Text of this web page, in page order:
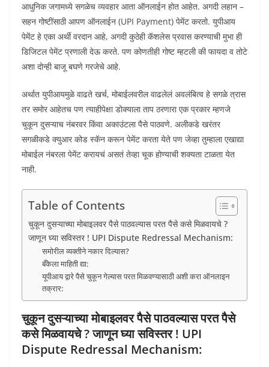
आधुनिक जगामध्ये सगळेच व्यवहार आता ऑनलाईन होत आहेत. अगदी लहान –
सहन गोष्टींसाठी आपण ऑनलाईन (UPI Payment) पेमेंट करतो. युपीआय
पेमेंट हे एका अर्थी वरदान आहे, अगदी कुठेही कॅशलेस प्रवास करण्याची मुभा ही
डिजिटल पेमेंट प्रणाली देऊ करते. पण कोणतीही गोष्ट म्हटली की फायदा व तोटे
अशा दोन्ही बाजू बघणे गरजेचे आहे.
अर्थात युपीआयमुळे वाढते खर्च, मोबाईलवरील वाढलेलं अवलंबित्व हे सगळे त्रास
तर समोर आहेतच पण त्याहीपेक्षा डोक्याला ताप ठरणारा एक प्रकार म्हणजे
चुकून दुसऱ्याच नंबरवर किंवा अकाउंटला पैसे पाठवणे. अलीकडे खरंतर
सगळीकडे क्युआर कोड स्कॅन करून पेमेंट करता येते पण जेव्हा तुम्हाला एखाद्या
मोबाईल नंबरला पेमेंट करायचं असतं तेव्हा चूक होण्याची शक्यता टाळता येत
नाही.
Table of Contents
चुकून दुसऱ्याच्या मोबाइलवर पैसे पाठवल्यास परत पैसे कसे मिळवायचे ?
जाणून घ्या सविस्तर ! UPI Dispute Redressal Mechanism:
समोरील व्यक्तीने नकार दिल्यास?
बँकेला माहिती द्या:
यूपीआय द्वारे पैसे चुकून गेल्यास परत मिळवण्यासाठी अशी करा ऑनलाइन
तक्रार:
चुकून दुसऱ्याच्या मोबाइलवर पैसे पाठवल्यास परत पैसे
कसे मिळवायचे ? जाणून घ्या सविस्तर ! UPI
Dispute Redressal Mechanism: